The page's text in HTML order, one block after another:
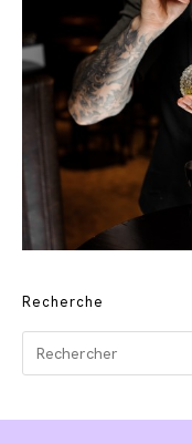
Recherche